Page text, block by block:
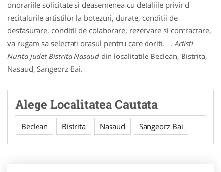
onorariile solicitate si deasemenea cu detaliile privind
recitalurile artistilor la botezuri, durate, conditii de
desfasurare, conditii de colaborare, rezervare si contractare,
va rugam sa selectati orasul pentru care doriti. .Artisti
Nunta judet Bistrita Nasaud din localitatile Beclean, Bistrita,
Nasaud, Sangeorz Bai.
Alege Localitatea Cautata
Beclean Bistrita Nasaud Sangeorz Bai